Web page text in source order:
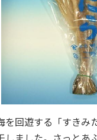
を回遊する「すきみ